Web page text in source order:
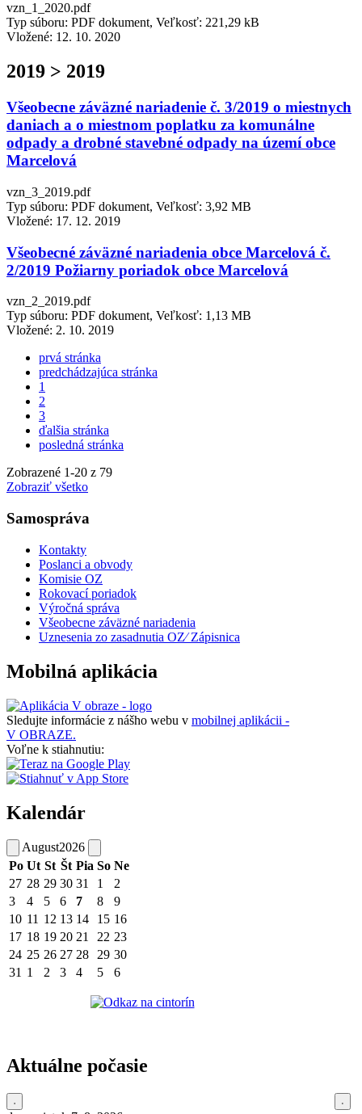
vzn_1_2020.pdf
Typ súboru: PDF dokument, Veľkosť: 221,29 kB
Vložené: 12. 10. 2020
2019 > 2019
Všeobecne záväzné nariadenie č. 3/2019 o miestnych
daniach a o miestnom poplatku za komunálne
odpady a drobné stavebné odpady na území obce
Marcelová
vzn_3_2019.pdf
Typ súboru: PDF dokument, Veľkosť: 3,92 MB
Vložené: 17. 12. 2019
Všeobecné záväzné nariadenia obce Marcelová č.
2/2019 Požiarny poriadok obce Marcelová
vzn_2_2019.pdf
Typ súboru: PDF dokument, Veľkosť: 1,13 MB
Vložené: 2. 10. 2019
prvá stránka
predchádzajúca stránka
1
2
3
ďalšia stránka
posledná stránka
Zobrazené 1-20 z 79
Zobraziť všetko
Samospráva
Kontakty
Poslanci a obvody
Komisie OZ
Rokovací poriadok
Výročná správa
Všeobecne záväzné nariadenia
Uznesenia zo zasadnutia OZ⁄ Zápisnica
Mobilná aplikácia
Sledujte informácie z nášho webu v mobilnej aplikácii -
V OBRAZE.
Voľne k stiahnutiu:
Kalendár
August2026
Po Ut St Št Pia So Ne
27 28 29 30 31 1
2
3
4 5 6 7 8
9
10 11 12 13 14 15 16
17 18 19 20 21 22 23
24 25 26 27 28 29 30
31 1 2 3 4 5 6
Aktuálne počasie